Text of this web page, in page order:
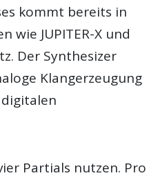
kommt bereits in
wie JUPITER-X und
Der Synthesizer
Klangerzeugung
Partials nutzen. Pro